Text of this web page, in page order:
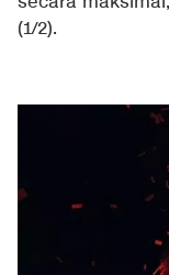
(1/2).